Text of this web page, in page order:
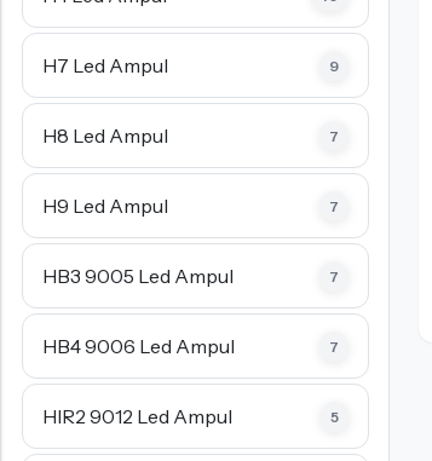
H7 Led Ampul 9
H8 Led Ampul 7
H9 Led Ampul 7
HB3 9005 Led Ampul 7
HB4 9006 Led Ampul 7
HIR2 9012 Led Ampul 5